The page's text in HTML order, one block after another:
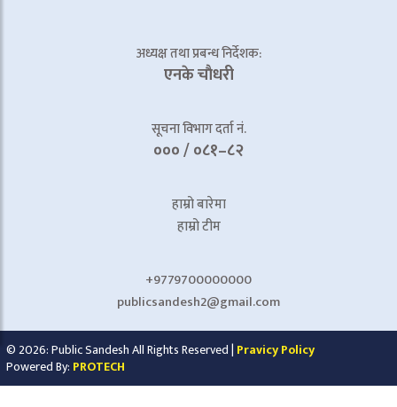
अध्यक्ष तथा प्रबन्ध निर्देशक:
एनके चाैधरी
सूचना विभाग दर्ता नं.
००० / ०८१–८२
हाम्रो बारेमा
हाम्रो टीम
+9779700000000
publicsandesh2@gmail.com
© 2026: Public Sandesh All Rights Reserved | Pravicy Policy
Powered By: PROTECH